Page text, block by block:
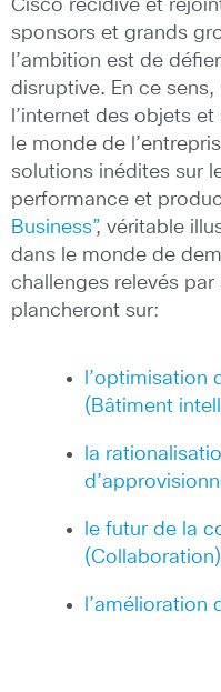
Cisco récidive et
sponsors et grands
l’ambition est de
disruptive. En ce
l’internet des objets
le monde de
solutions inédites sur
performance et
Business”, véritable
dans le monde de
challenges relevés
plancheront sur:
l’optimisation
(Bâtiment
la
le futur de la
(Collaboration)
l’amélioration